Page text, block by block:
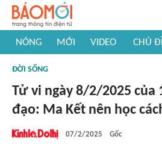
NÓNG MỚI VIDEO CHỦ
#Khám phá Việt Nam
ĐỜI SỐNG
Tử vi ngày 8/2/2025 của
đạo: Ma Kết nên học
07/2/2025 Gốc